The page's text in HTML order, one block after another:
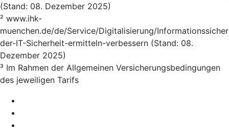
(Stand: 08. Dezember 2025)
² www.ihk-
muenchen.de/de/Service/Digitalisierung/
der-IT-Sicherheit-ermitteln-verbessern (Stand: 08.
Dezember 2025)
³ Im Rahmen der Allgemeinen Versicherungsbedingungen
des jeweiligen Tarifs